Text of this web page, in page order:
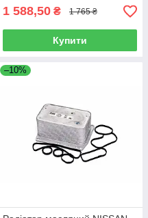
1 588,50 ₴ 1 765 ₴
Купити
–10%